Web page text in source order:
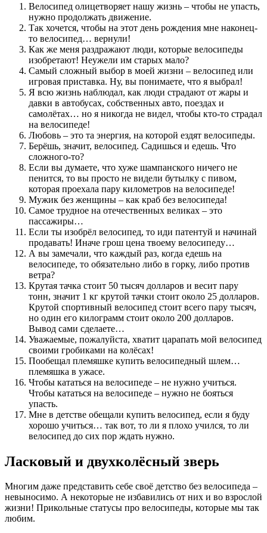
Велосипед олицетворяет нашу жизнь – чтобы не упасть,
нужно продолжать движение.
Так хочется, чтобы на этот день рождения мне наконец-
то велосипед… вернули!
Как же меня раздражают люди, которые велосипеды
изобретают! Неужели им старых мало?
Самый сложный выбор в моей жизни – велосипед или
игровая приставка. Ну, вы понимаете, что я выбрал!
Я всю жизнь наблюдал, как люди страдают от жары и
давки в автобусах, собственных авто, поездах и
самолётах… но я никогда не видел, чтобы кто-то страдал
на велосипеде!
Любовь – это та энергия, на которой ездят велосипеды.
Берёшь, значит, велосипед. Садишься и едешь. Что
сложного-то?
Если вы думаете, что хуже шампанского ничего не
пенится, то вы просто не видели бутылку с пивом,
которая проехала пару километров на велосипеде!
Мужик без женщины – как краб без велосипеда!
Самое трудное на отечественных великах – это
пассажиры…
Если ты изобрёл велосипед, то иди патентуй и начинай
продавать! Иначе грош цена твоему велосипеду…
А вы замечали, что каждый раз, когда едешь на
велосипеде, то обязательно либо в горку, либо против
ветра?
Крутая тачка стоит 50 тысяч долларов и весит пару
тонн, значит 1 кг крутой тачки стоит около 25 долларов.
Крутой спортивный велосипед стоит всего пару тысяч,
но один его килограмм стоит около 200 долларов.
Вывод сами сделаете…
Уважаемые, пожалуйста, хватит царапать мой велосипед
своими гробиками на колёсах!
Пообещал племяшке купить велосипедный шлем…
племяшка в ужасе.
Чтобы кататься на велосипеде – не нужно учиться.
Чтобы кататься на велосипеде – нужно не бояться
упасть.
Мне в детстве обещали купить велосипед, если я буду
хорошо учиться… так вот, то ли я плохо учился, то ли
велосипед до сих пор ждать нужно.
Ласковый и двухколёсный зверь
Многим даже представить себе своё детство без велосипеда –
невыносимо. А некоторые не избавились от них и во взрослой
жизни! Прикольные статусы про велосипеды, которые мы так
любим.